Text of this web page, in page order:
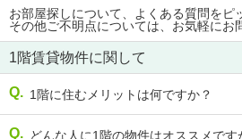
お部屋探しについて、よくある質問をピ
その他ご不明点については、お気軽にお
1階賃貸物件に関して
1階に住むメリットは何ですか？
どんな人に1階の物件はオススメです